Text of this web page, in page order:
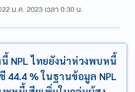
22 ม.ค. 2023 เวลา 0:30 น.
NPL ไทยยังน่าห่วงพบหนี้
44.4 % ในฐานข้อมูล NPL